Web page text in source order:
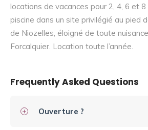
locations de vacances pour 2, 4, 6 et
piscine dans un site privilégié au pied
de Niozelles, éloigné de toute
Forcalquier. Location toute l’année.
Frequently Asked Questions
Ouverture ?